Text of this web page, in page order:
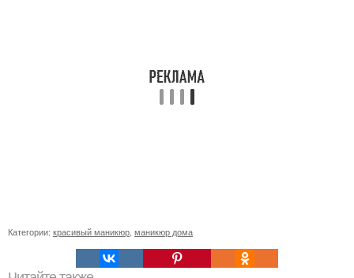
Категории: красивый маникюр маникюр дома